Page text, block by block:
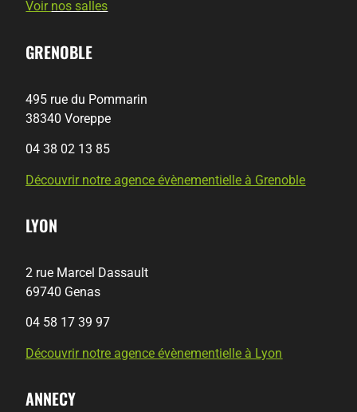
Voir nos salles
GRENOBLE
495 rue du Pommarin
38340 Voreppe
04 38 02 13 85
Découvrir notre agence évènementielle à Grenoble
LYON
2 rue Marcel Dassault
69740 Genas
04 58 17 39 97
Découvrir notre agence évènementielle à Lyon
ANNECY